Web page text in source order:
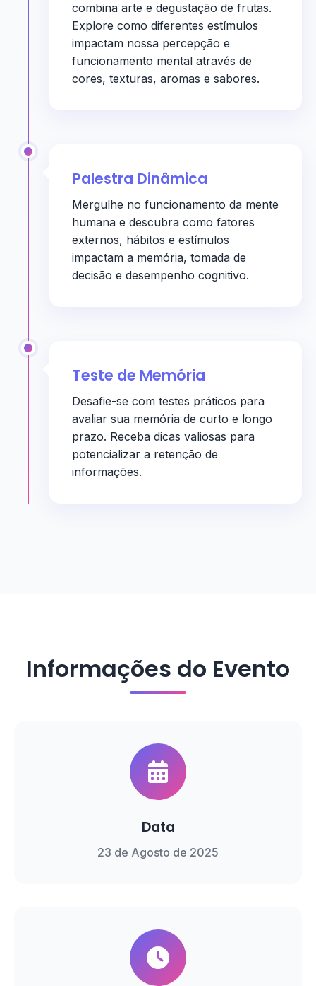
combina arte e degustação de frutas.
Explore como diferentes estímulos
impactam nossa percepção e
funcionamento mental através de
cores, texturas, aromas e sabores.
Palestra Dinâmica
Mergulhe no funcionamento da mente
humana e descubra como fatores
externos, hábitos e estímulos
impactam a memória, tomada de
decisão e desempenho cognitivo.
Teste de Memória
Desafie-se com testes práticos para
avaliar sua memória de curto e longo
prazo. Receba dicas valiosas para
potencializar a retenção de
informações.
Informações do Evento
Data
23 de Agosto de 2025